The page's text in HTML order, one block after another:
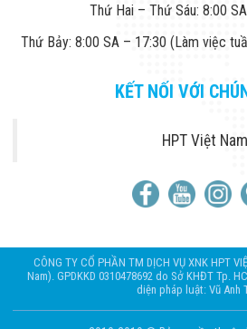
Thứ Hai – Thứ Sáu: 8:00
Thứ Bảy: 8:00 SA – 17:30 (Làm việc
KẾT NỐI VỚI
HPT Việt Nam
CÔNG TY CỔ PHẦN TM DỊCH VỤ XNK HPT
Nam). GPDKKD 0310478692 do Sở KHĐT Tp.
diện pháp luật: Vũ Anh